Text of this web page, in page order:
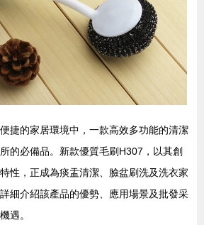
捷的家居環境中，一款高效多功能的清潔
的必備品。新款優質毛刷H307，以其創
性，正成為痰盂清潔、臉盆刷洗及洗衣家
細介紹該產品的優勢、應用場景及批發采
遇。